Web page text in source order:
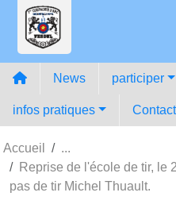
News participer
infos pratiques
Accueil
Reprise de l'école de tir, le
pas de tir Michel Thuault.
Panneau de gestion des